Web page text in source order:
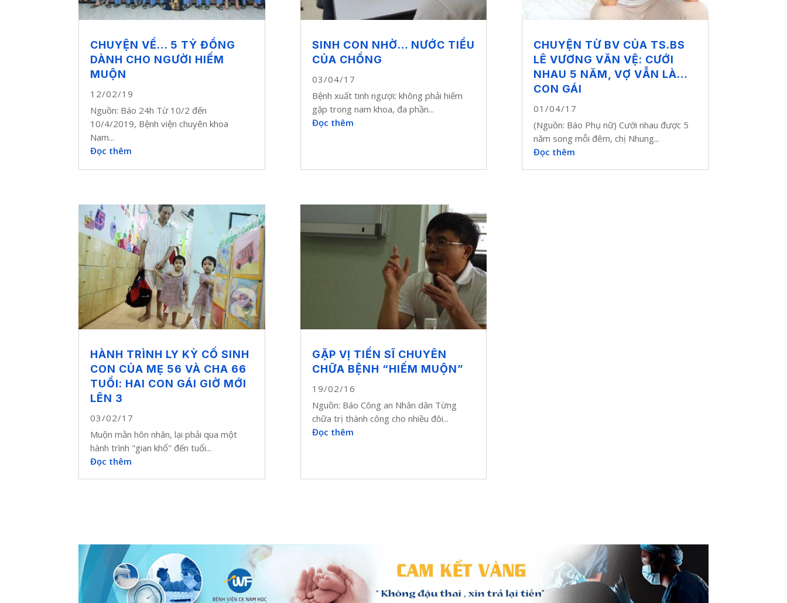
CHUYỆN VỀ… 5 TỶ ĐỒNG
DÀNH CHO NGƯỜI HIẾM
MUỘN
12/02/19
Nguồn: Báo 24h Từ 10/2 đến
10/4/2019, Bệnh viện chuyên khoa
Nam...
Đọc thêm
HÀNH TRÌNH LY KỲ CỐ SINH
CON CỦA MẸ 56 VÀ CHA 66
TUỔI: HAI CON GÁI GIỜ MỚI
LÊN 3
03/02/17
Muộn mằn hôn nhân, lại phải qua một
hành trình "gian khổ" đến tuổi...
Đọc thêm
SINH CON NHỜ… NƯỚC TIỂU
CỦA CHỒNG
03/04/17
Bệnh xuất tinh ngược không phải hiếm
gặp trong nam khoa, đa phần...
Đọc thêm
GẶP VỊ TIẾN SĨ CHUYÊN
CHỮA BỆNH “HIẾM MUỘN”
19/02/16
Nguồn: Báo Công an Nhân dân Từng
chữa trị thành công cho nhiều đôi...
Đọc thêm
CHUYỆN TỪ BV CỦA TS.BS
LÊ VƯƠNG VĂN VỆ: CƯỚI
NHAU 5 NĂM, VỢ VẪN LÀ…
CON GÁI
01/04/17
(Nguồn: Báo Phụ nữ) Cưới nhau được 5
năm song mỗi đêm, chị Nhung...
Đọc thêm